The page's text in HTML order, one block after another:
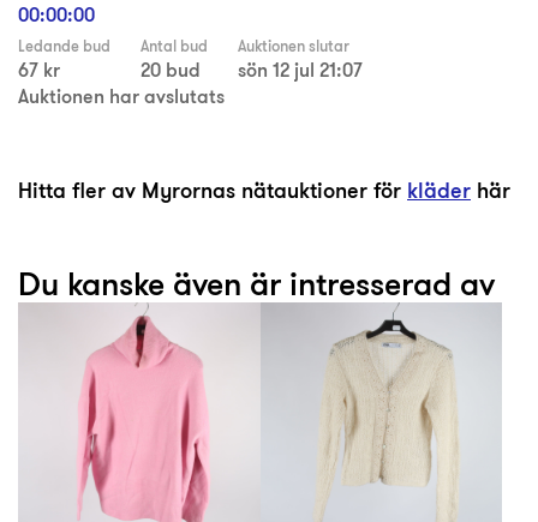
00:00:00
Ledande bud
67 kr
Antal bud
20 bud
Auktionen slutar
sön 12 jul 21:07
Auktionen har avslutats
Hitta fler av Myrornas nätauktioner för kläder här
Du kanske även är intresserad av